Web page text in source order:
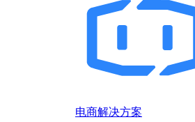
电商解决方案